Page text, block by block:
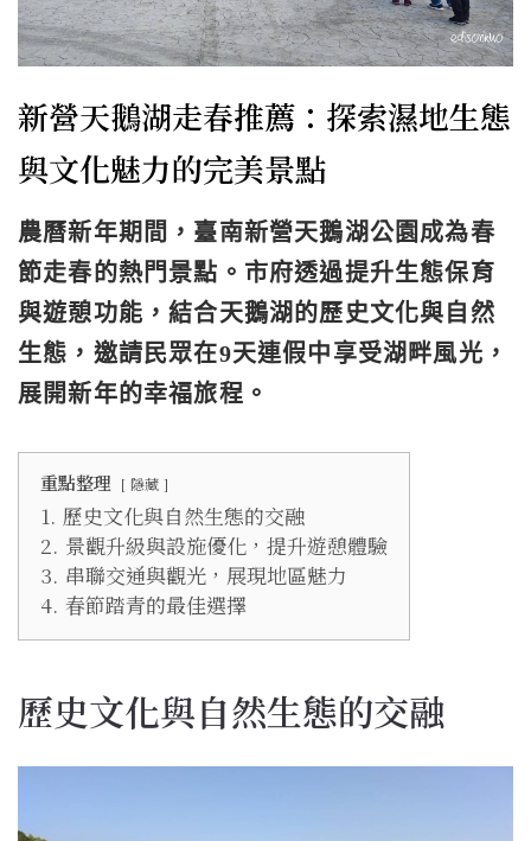
新營天鵝湖走春推薦：探索濕地生態
與文化魅力的完美景點
農曆新年期間，臺南新營天鵝湖公園成為春
節走春的熱門景點。市府透過提升生態保育
與遊憩功能，結合天鵝湖的歷史文化與自然
生態，邀請民眾在9天連假中享受湖畔風光，
展開新年的幸福旅程。
重點整理 隱藏
1. 歷史文化與自然生態的交融
2. 景觀升級與設施優化，提升遊憩體驗
3. 串聯交通與觀光，展現地區魅力
4. 春節踏青的最佳選擇
歷史文化與自然生態的交融